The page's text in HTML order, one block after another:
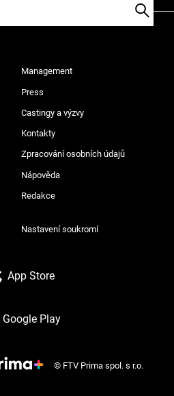
Management
Press
Castingy a výzvy
Kontakty
Zpracování osobních údajů
Nápověda
Redakce
Nastavení soukromí
App Store
Google Play
© FTV Prima spol. s r.o.